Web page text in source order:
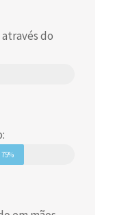
do
75%